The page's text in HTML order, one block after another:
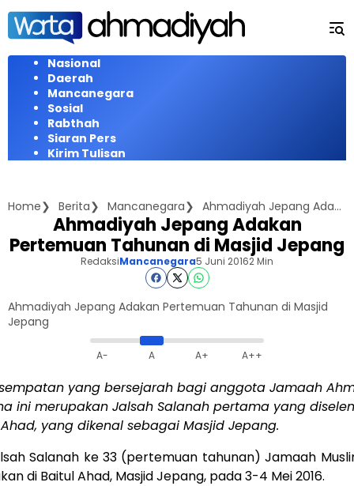
Langsung
konten
Nasional
Daerah
Mancanegara
Sosial
Rabthah
Siaran Pers
Kirim Tulisan
Home Berita Mancanegara Ahmadiyah Jepang Adakan Pertemuan Tahunan di Masjid Jepang
Ahmadiyah Jepang Adakan
Pertemuan Tahunan di Masjid Jepang
RedaksiMancanegara5 Juni 20162 Min
Ahmadiyah Jepang Adakan Pertemuan Tahunan di Masjid
Jepang
A- A A+ A++
yang bersejarah bagi anggota Jamaah
ini merupakan Jalsah Salanah pertama yang
yang dikenal sebagai Masjid Jepang.
Salanah ke 33 (pertemuan tahunan) Jamaah
di Baitul Ahad, Masjid Jepang, pada 3-4 Mei 2016.